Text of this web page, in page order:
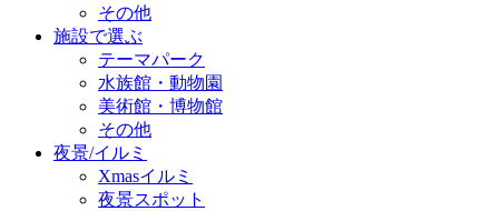
その他
施設で選ぶ
テーマパーク
水族館・動物園
美術館・博物館
その他
夜景/イルミ
Xmasイルミ
夜景スポット